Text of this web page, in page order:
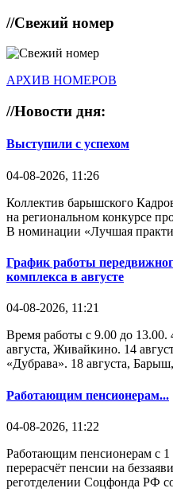
//Свежий номер
АРХИВ НОМЕРОВ
//Новости дня:
Выступили с успехом
04-08-2026, 11:26
Коллектив барышского
на региональном конкурсе
В номинации «Лучшая
График работы
комплекса в августе
04-08-2026, 11:21
Время работы с 9.00 до 13.00.
августа, Живайкино. 14
«Дубрава». 18 августа,
Работающим пенсионерам...
04-08-2026, 11:22
Работающим пенсионерам с 1
перерасчёт пенсии на
реготделении Соцфонда РФ